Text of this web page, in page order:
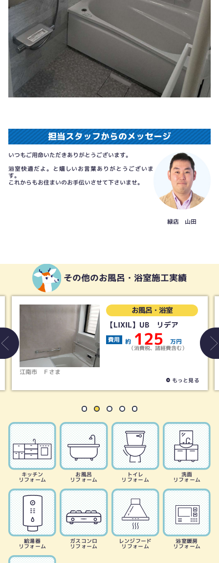
担当スタッフからのメッセージ
いつもご用命いただきありがとうございます。
浴室快適だよ。と嬉しいお言葉ありがとうございま
す。
これからもお住まいのお手伝いさせて下さいませ。
緑店 山田
その他のお風呂・浴室施工実績
江南市 Ｆさま
お風呂・浴室
【LIXIL】UB リデア
費用 約 125 万円
（消費税、諸経費含む）
もっと見る
キッチン
リフォーム
お風呂
リフォーム
トイレ
リフォーム
洗面
リフォーム
給湯器
リフォーム
ガスコンロ
リフォーム
レンジフード
リフォーム
浴室暖房
リフォーム